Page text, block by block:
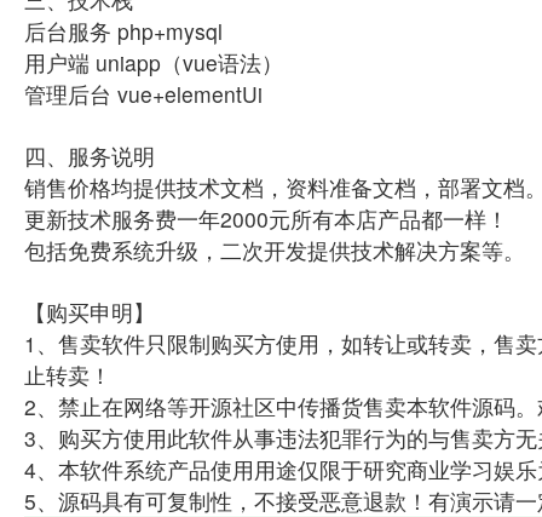
后台服务 php+mysql
用户端 uniapp（vue语法）
管理后台 vue+elementUi
四、服务说明
销售价格均提供技术文档，资料准备文档，部署文档
更新技术服务费一年2000元所有本店产品都一样！
包括免费系统升级，二次开发提供技术解决方案等。
【购买申明】
1、售卖软件只限制购买方使用，如转让或转卖，售
止转卖！
2、禁止在网络等开源社区中传播货售卖本软件源码
3、购买方使用此软件从事违法犯罪行为的与售卖方
4、本软件系统产品使用用途仅限于研究商业学习娱
5、源码具有可复制性，不接受恶意退款！有演示请